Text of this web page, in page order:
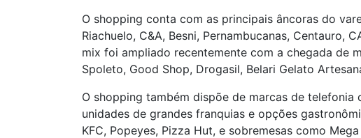
O shopping conta com as principais âncoras do
Riachuelo, C&A, Besni, Pernambucanas, Centauro,
mix foi ampliado recentemente com a chegada de
Spoleto, Good Shop, Drogasil, Belari Gelato
O shopping também dispõe de marcas de
unidades de grandes franquias e opções
KFC, Popeyes, Pizza Hut, e sobremesas como